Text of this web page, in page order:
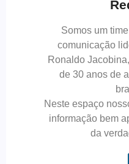
Somos um
comunicação
Ronaldo
de 30 anos de
Neste espaço
informação bem
da